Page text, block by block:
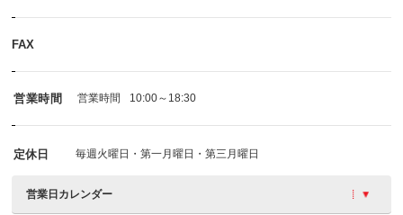
FAX
営業時間 営業時間 10:00～18:30
定休日 毎週火曜日・第一月曜日・第三月曜日
営業日カレンダー